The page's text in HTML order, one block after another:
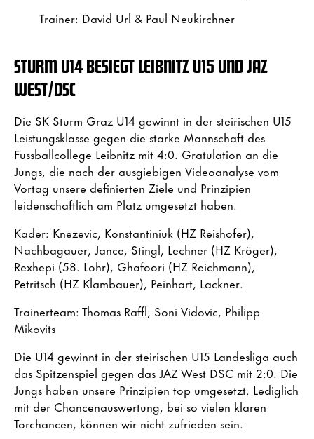
Trainer: David Url & Paul Neukirchner
STURM U14 BESIEGT LEIBNITZ U15 UND JAZ
WEST/DSC
Die SK Sturm Graz U14 gewinnt in der steirischen U15
Leistungsklasse gegen die starke Mannschaft des
Fussballcollege Leibnitz mit 4:0. Gratulation an die
Jungs, die nach der ausgiebigen Videoanalyse vom
Vortag unsere definierten Ziele und Prinzipien
leidenschaftlich am Platz umgesetzt haben.
Kader: Knezevic, Konstantiniuk (HZ Reishofer),
Nachbagauer, Jance, Stingl, Lechner (HZ Kröger),
Rexhepi (58. Lohr), Ghafoori (HZ Reichmann),
Petritsch (HZ Klambauer), Peinhart, Lackner.
Trainerteam: Thomas Raffl, Soni Vidovic, Philipp
Mikovits
Die U14 gewinnt in der steirischen U15 Landesliga auch
das Spitzenspiel gegen das JAZ West DSC mit 2:0. Die
Jungs haben unsere Prinzipien top umgesetzt. Lediglich
mit der Chancenauswertung, bei so vielen klaren
Torchancen, können wir nicht zufrieden sein.